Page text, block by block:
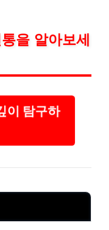
을 알아보세
이 탐구하